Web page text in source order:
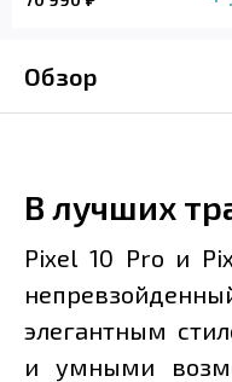
Обзор
В лучших
Pixel 10 Pro и
элегантным
и умными